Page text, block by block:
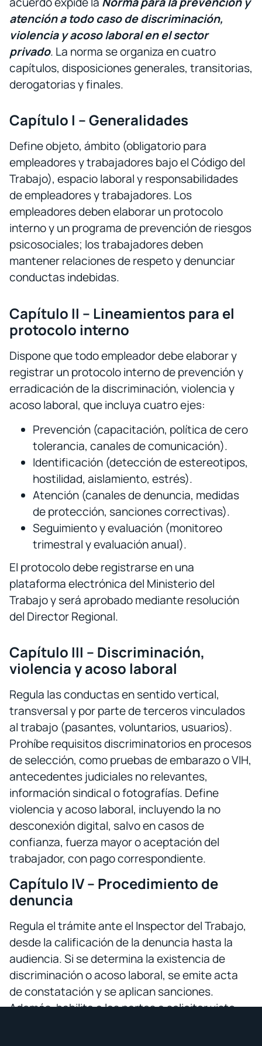
atención a todo caso de discriminación,
violencia y acoso laboral en el sector
privado. La norma se organiza en cuatro
capítulos, disposiciones generales, transitorias,
derogatorias y finales.
Capítulo I – Generalidades
Define objeto, ámbito (obligatorio para
empleadores y trabajadores bajo el Código del
Trabajo), espacio laboral y responsabilidades
de empleadores y trabajadores. Los
empleadores deben elaborar un protocolo
interno y un programa de prevención de riesgos
psicosociales; los trabajadores deben
mantener relaciones de respeto y denunciar
conductas indebidas.
Capítulo II – Lineamientos para el
protocolo interno
Dispone que todo empleador debe elaborar y
registrar un protocolo interno de prevención y
erradicación de la discriminación, violencia y
acoso laboral, que incluya cuatro ejes:
Prevención (capacitación, política de cero
tolerancia, canales de comunicación).
Identificación (detección de estereotipos,
hostilidad, aislamiento, estrés).
Atención (canales de denuncia, medidas
de protección, sanciones correctivas).
Seguimiento y evaluación (monitoreo
trimestral y evaluación anual).
El protocolo debe registrarse en una
plataforma electrónica del Ministerio del
Trabajo y será aprobado mediante resolución
del Director Regional.
Capítulo III – Discriminación,
violencia y acoso laboral
Regula las conductas en sentido vertical,
transversal y por parte de terceros vinculados
al trabajo (pasantes, voluntarios, usuarios).
Prohíbe requisitos discriminatorios en procesos
de selección, como pruebas de embarazo o VIH,
antecedentes judiciales no relevantes,
información sindical o fotografías. Define
violencia y acoso laboral, incluyendo la no
desconexión digital, salvo en casos de
confianza, fuerza mayor o aceptación del
trabajador, con pago correspondiente.
Capítulo IV – Procedimiento de
denuncia
Regula el trámite ante el Inspector del Trabajo,
desde la calificación de la denuncia hasta la
audiencia. Si se determina la existencia de
discriminación o acoso laboral, se emite acta
de constatación y se aplican sanciones.
Además, habilita a las partes a solicitar visto